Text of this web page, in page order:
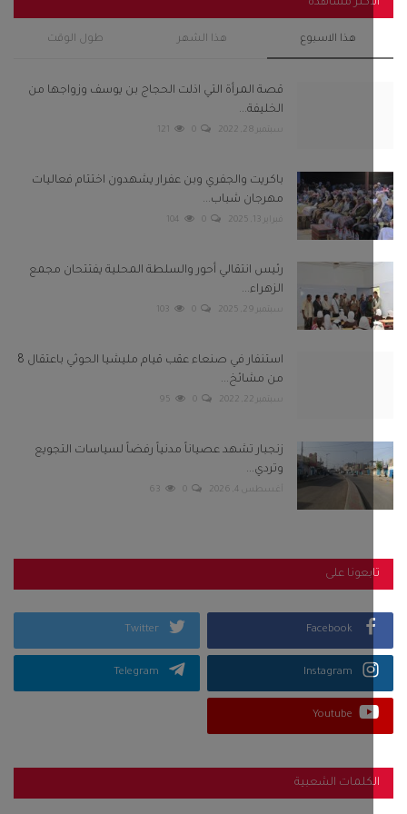
مشاهدة
هذا الاسبوع هذا الشهر طول الوقت
قصة المرأة التي اذلت الحجاج بن يوسف وزواجها من
الخليفة...
0
121
باكريت والجفري وبن عفرار يشهدون اختتام فعاليات
مهرجان شباب...
فبراير 13, 2025 0
104
رئيس انتقالي أحور والسلطة المحلية يفتتحان مجمع
الزهراء...
سبتمبر 29, 2025 0
103
استنفار في صنعاء عقب قيام مليشيا الحوثي باعتقال 8
من مشائخ...
0
95
زنجبار تشهد عصياناً مدنياً رفضاً لسياسات التجويع
وتردي...
أغسطس 4, 2026 0
63
على
Facebook
Twitter
Instagram
Telegram
Youtube
الشعبية